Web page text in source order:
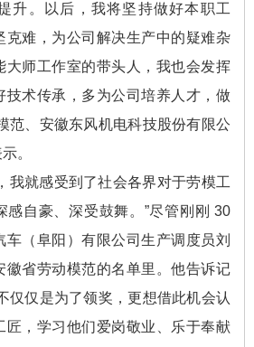
升。以后，我将坚持做好本职工
克难，为公司解决生产中的疑难杂
大师工作室的带头人，我也会发挥
技术传承，多为公司培养人才，做
范、安徽东风机电科技股份有限公
。
我就感受到了社会各界对于劳模工
感自豪、深受鼓舞。”尽管刚刚 30
（阜阳）有限公司生产调度员刘
徽省劳动模范的名单里。他告诉记
仅仅是为了领奖，更想借此机会认
匠，学习他们爱岗敬业、乐于奉献